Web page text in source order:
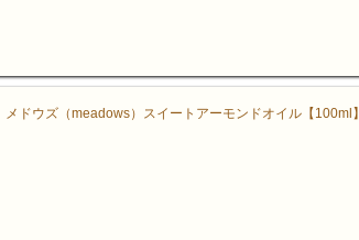
メドウズ（meadows）スイートアーモンドオイル【100ml】